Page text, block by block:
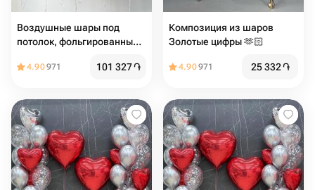
Воздушные шары под
потолок, фольгированные
сердца
4.90971 101 327֏
Композиция из шаров
Золотые цифры 🫶🏻
4.90971 25 332֏